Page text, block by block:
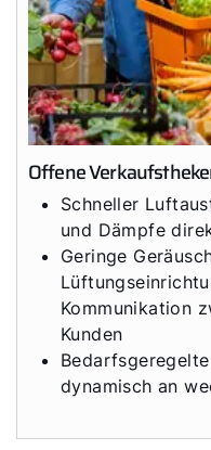
Offene
Schneller
und Dämpfe
Geringe
Kommunikation
Kunden
dynamisch an